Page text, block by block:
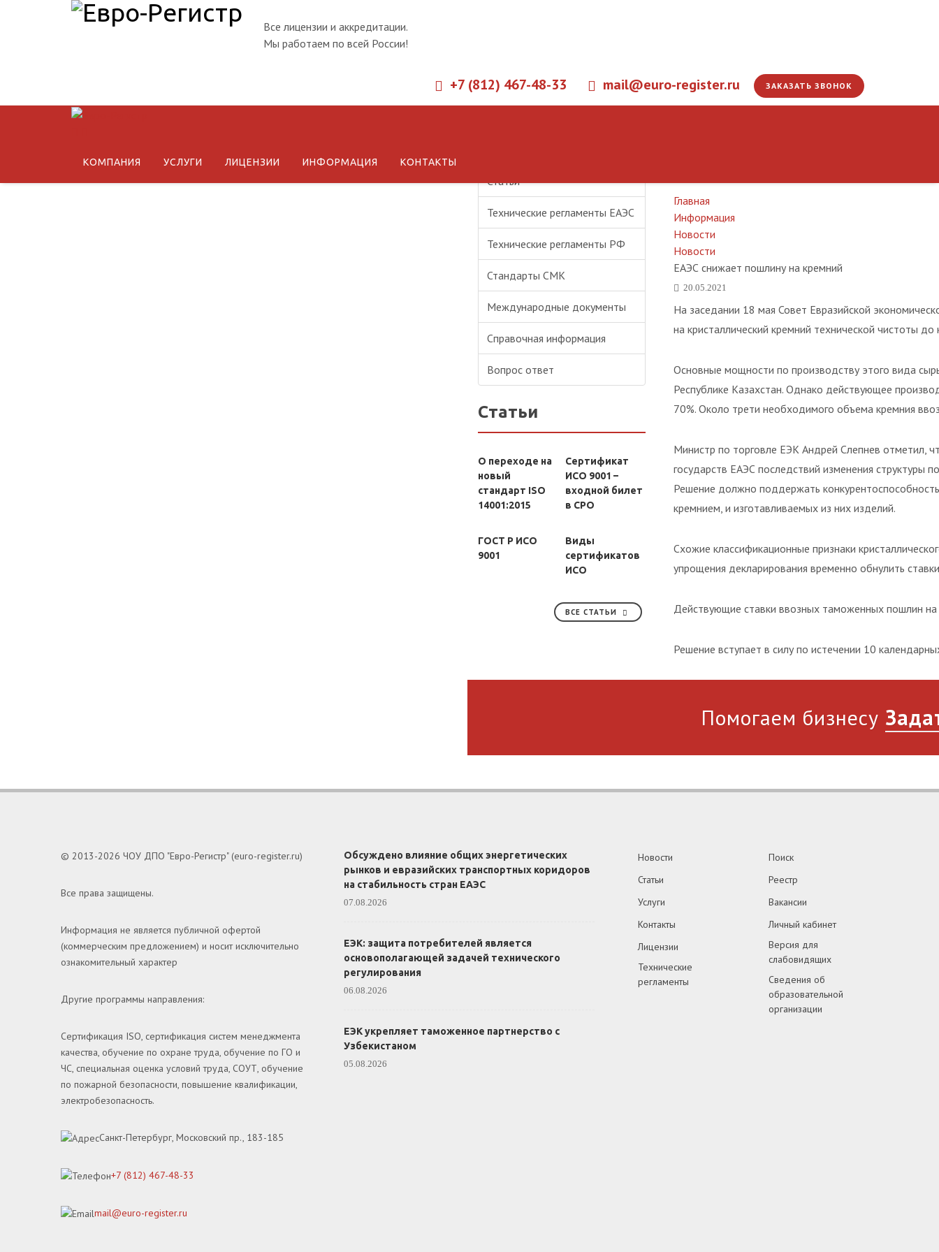
Все лицензии и аккредитации.
Мы работаем по всей России!
+7 (812) 467-48-33 mail@euro-register.ru ЗАКАЗАТЬ ЗВОНОК
КОМПАНИЯ УСЛУГИ ЛИЦЕНЗИИ ИНФОРМАЦИЯ КОНТАКТЫ
Статьи
Технические регламенты ЕАЭС
Технические регламенты РФ
Стандарты СМК
Международные документы
Справочная информация
Вопрос ответ
Статьи
О переходе на
новый
стандарт ISO
14001:2015
Сертификат
ИСО 9001 –
входной билет
в СРО
ГОСТ Р ИСО
9001
Виды
сертификатов
ИСО
ВСЕ СТАТЬИ
Главная
Информация
Новости
Новости
ЕАЭС снижает пошлину на кремний
20.05.2021
На заседании 18 мая Совет Евразийской
на кристаллический кремний технической чистоты до
Основные мощности по производству этого вида
Республике Казахстан. Однако действующее
70%. Около трети необходимого объема кремния
Министр по торговле ЕЭК Андрей Слепнев отметил,
государств ЕАЭС последствий изменения структуры
Решение должно поддержать
кремнием, и изготавливаемых из них изделий.
Схожие классификационные признаки
упрощения декларирования временно обнулить
Действующие ставки ввозных таможенных пошлин
Решение вступает в силу по истечении 10
Помогаем бизнесу
© 2013-2026 ЧОУ ДПО "Евро-Регистр" (euro-register.ru)
Все права защищены.
Информация не является публичной офертой
(коммерческим предложением) и носит исключительно
ознакомительный характер
Другие программы направления:
Сертификация ISO, сертификация систем менеджмента
качества, обучение по охране труда, обучение по ГО и
ЧС, специальная оценка условий труда, СОУТ, обучение
по пожарной безопасности, повышение квалификации,
электробезопасность.
Санкт-Петербург, Московский пр., 183-185
+7 (812) 467-48-33
mail@euro-register.ru
Обсуждено влияние общих энергетических
рынков и евразийских транспортных коридоров
на стабильность стран ЕАЭС
07.08.2026
ЕЭК: защита потребителей является
основополагающей задачей технического
регулирования
06.08.2026
ЕЭК укрепляет таможенное партнерство с
Узбекистаном
05.08.2026
Новости
Статьи
Услуги
Контакты
Лицензии
Технические
регламенты
Поиск
Реестр
Вакансии
Личный кабинет
Версия для
слабовидящих
Сведения об
образовательной
организации